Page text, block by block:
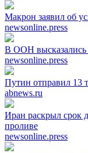
Макрон заявил об
newsonline.press
В ООН высказались
newsonline.press
Путин отправил 13
abnews.ru
Иран раскрыл срок
проливе
newsonline.press